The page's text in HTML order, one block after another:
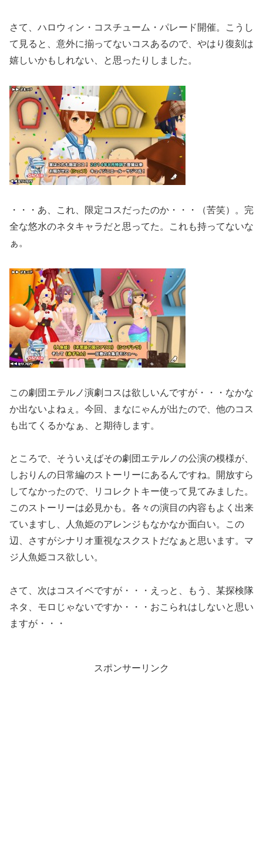
さて、ハロウィン・コスチューム・パレード開催。こうし
て見ると、意外に揃ってないコスあるので、やはり復刻は
嬉しいかもしれない、と思ったりしました。
・・・あ、これ、限定コスだったのか・・・（苦笑）。完
全な悠水のネタキャラだと思ってた。これも持ってないな
ぁ。
この劇団エテルノ演劇コスは欲しいんですが・・・なかな
か出ないよねぇ。今回、まなにゃんが出たので、他のコス
も出てくるかなぁ、と期待します。
ところで、そういえばその劇団エテルノの公演の模様が、
しおりんの日常編のストーリーにあるんですね。開放すら
してなかったので、リコレクトキー使って見てみました。
このストーリーは必見かも。各々の演目の内容もよく出来
ていますし、人魚姫のアレンジもなかなか面白い。この
辺、さすがシナリオ重視なスクストだなぁと思います。マ
ジ人魚姫コス欲しい。
さて、次はコスイベですが・・・えっと、もう、某探検隊
ネタ、モロじゃないですか・・・おこられはしないと思い
ますが・・・
スポンサーリンク